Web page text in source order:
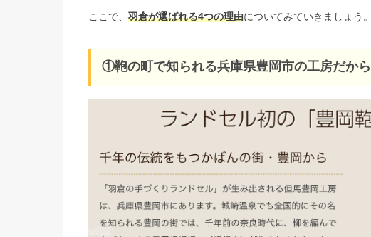
ここで、 羽倉が選ばれる4つの理由についてみていきましょう。
①鞄の町で知られる兵庫県豊岡市の工房だか